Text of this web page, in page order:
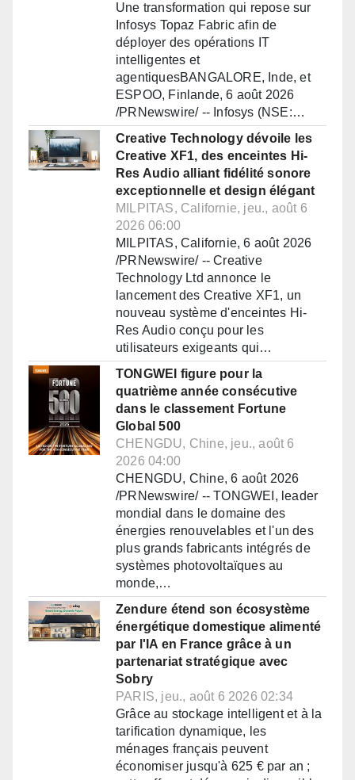
Une transformation qui repose sur
Infosys Topaz Fabric afin de
déployer des opérations IT
intelligentes et
agentiquesBANGALORE, Inde, et
ESPOO, Finlande, 6 août 2026
/PRNewswire/ -- Infosys (NSE:…
Creative Technology dévoile les
Creative XF1, des enceintes Hi-
Res Audio alliant fidélité sonore
exceptionnelle et design élégant
MILPITAS, Californie, jeu., août 6
2026 06:00
MILPITAS, Californie, 6 août 2026
/PRNewswire/ -- Creative
Technology Ltd annonce le
lancement des Creative XF1, un
nouveau système d'enceintes Hi-
Res Audio conçu pour les
utilisateurs exigeants qui…
TONGWEI figure pour la
quatrième année consécutive
dans le classement Fortune
Global 500
CHENGDU, Chine, jeu., août 6
2026 04:00
CHENGDU, Chine, 6 août 2026
/PRNewswire/ -- TONGWEI, leader
mondial dans le domaine des
énergies renouvelables et l'un des
plus grands fabricants intégrés de
systèmes photovoltaïques au
monde,…
Zendure étend son écosystème
énergétique domestique alimenté
par l'IA en France grâce à un
partenariat stratégique avec
Sobry
PARIS, jeu., août 6 2026 02:34
Grâce au stockage intelligent et à la
tarification dynamique, les
ménages français peuvent
économiser jusqu'à 625 € par an ;